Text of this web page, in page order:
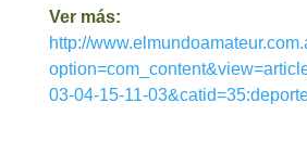
Ver más:
http://
03-04-15-11-